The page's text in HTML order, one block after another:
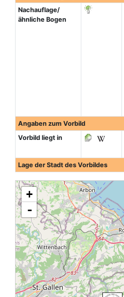
Nachauflage/
ähnliche Bogen
Angaben zum Vorbild
Vorbild liegt in
Lage der Stadt des Vorbildes
+
-